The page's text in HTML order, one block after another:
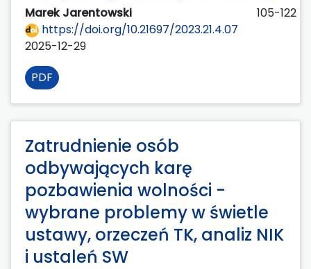
Marek Jarentowski
105-122
https://doi.org/10.21697/2023.21.4.07
2025-12-29
PDF
Zatrudnienie osób
odbywających karę
pozbawienia wolności -
wybrane problemy w świetle
ustawy, orzeczeń TK, analiz NIK
i ustaleń SW